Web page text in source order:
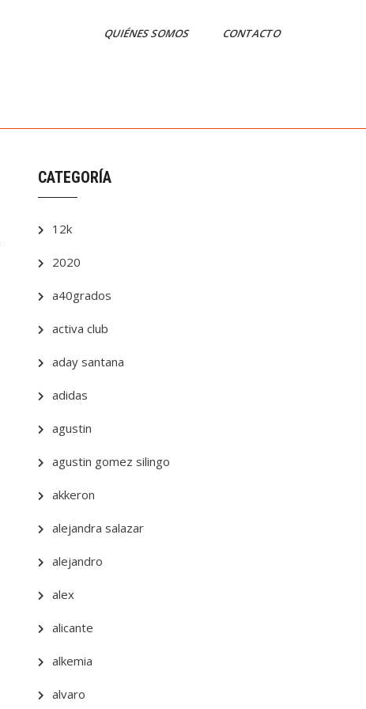
QUIÉNES SOMOS CONTACTO
CATEGORÍA
12k
2020
a40grados
activa club
aday santana
adidas
agustin
agustin gomez silingo
akkeron
alejandra salazar
alejandro
alex
alicante
alkemia
alvaro